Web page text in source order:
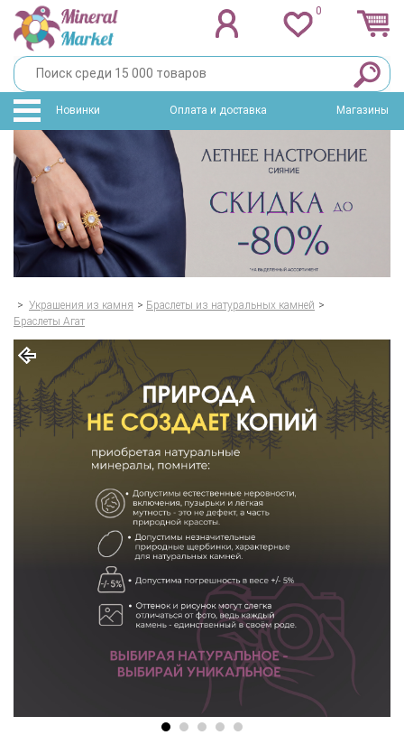
0
Новинки Оплата и доставка Магазины
> Украшения из камня > Браслеты из натуральных камней >
Браслеты Агат